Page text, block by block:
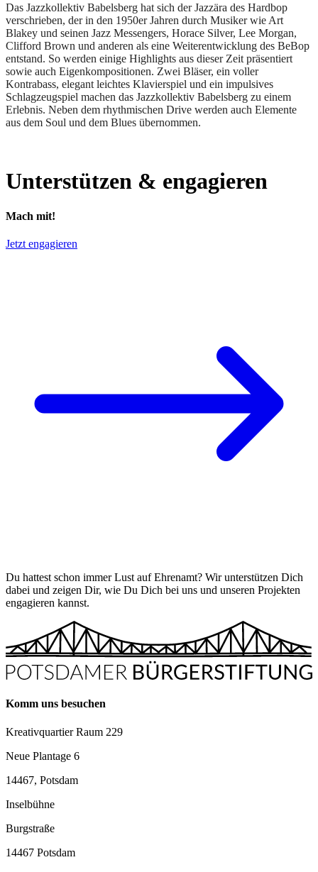
Das Jazzkollektiv Babelsberg hat sich der Jazzära des Hardbop
verschrieben, der in den 1950er Jahren durch Musiker wie Art
Blakey und seinen Jazz Messengers, Horace Silver, Lee Morgan,
Clifford Brown und anderen als eine Weiterentwicklung des BeBop
entstand. So werden einige Highlights aus dieser Zeit präsentiert
sowie auch Eigenkompositionen. Zwei Bläser, ein voller
Kontrabass, elegant leichtes Klavierspiel und ein impulsives
Schlagzeugspiel machen das Jazzkollektiv Babelsberg zu einem
Erlebnis. Neben dem rhythmischen Drive werden auch Elemente
aus dem Soul und dem Blues übernommen.
Unterstützen & engagieren
Mach mit!
Jetzt engagieren
Du hattest schon immer Lust auf Ehrenamt? Wir unterstützen Dich
dabei und zeigen Dir, wie Du Dich bei uns und unseren Projekten
engagieren kannst.
Komm uns besuchen
Kreativquartier Raum 229
Neue Plantage 6
14467, Potsdam
Inselbühne
Burgstraße
14467 Potsdam